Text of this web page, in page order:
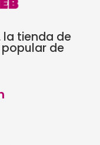
la tienda de
de